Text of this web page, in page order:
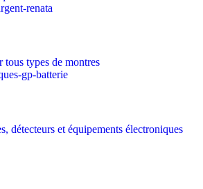
tous types de montres
détecteurs et équipements électroniques